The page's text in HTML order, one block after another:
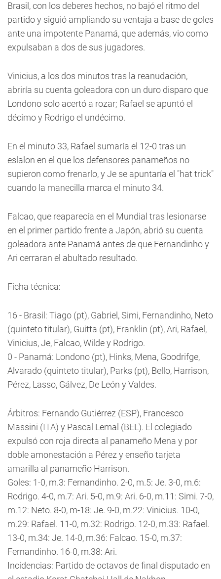
Brasil, con los deberes hechos, no bajó el ritmo del
partido y siguió ampliando su ventaja a base de goles
ante una impotente Panamá, que además, vio como
expulsaban a dos de sus jugadores.
Vinicius, a los dos minutos tras la reanudación,
abriría su cuenta goleadora con un duro disparo que
Londono solo acertó a rozar; Rafael se apuntó el
décimo y Rodrigo el undécimo.
En el minuto 33, Rafael sumaría el 12-0 tras un
eslalon en el que los defensores panameños no
supieron como frenarlo, y Je se apuntaría el "hat trick"
cuando la manecilla marca el minuto 34.
Falcao, que reaparecía en el Mundial tras lesionarse
en el primer partido frente a Japón, abrió su cuenta
goleadora ante Panamá antes de que Fernandinho y
Ari cerraran el abultado resultado.
Ficha técnica:
16 - Brasil: Tiago (pt), Gabriel, Simi, Fernandinho, Neto
(quinteto titular), Guitta (pt), Franklin (pt), Ari, Rafael,
Vinicius, Je, Falcao, Wilde y Rodrigo.
0 - Panamá: Londono (pt), Hinks, Mena, Goodrifge,
Alvarado (quinteto titular), Parks (pt), Bello, Harrison,
Pérez, Lasso, Gálvez, De León y Valdes.
Árbitros: Fernando Gutiérrez (ESP), Francesco
Massini (ITA) y Pascal Lemal (BEL). El colegiado
expulsó con roja directa al panameño Mena y por
doble amonestación a Pérez y enseño tarjeta
amarilla al panameño Harrison.
Goles: 1-0, m.3: Fernandinho. 2-0, m.5: Je. 3-0, m.6:
Rodrigo. 4-0, m.7: Ari. 5-0, m.9: Ari. 6-0, m.11: Simi. 7-0,
m.12: Neto. 8-0, m-18: Je. 9-0, m.22: Vinicius. 10-0,
m.29: Rafael. 11-0, m.32: Rodrigo. 12-0, m.33: Rafael.
13-0, m.34: Je. 14-0, m.36: Falcao. 15-0, m.37:
Fernandinho. 16-0, m.38: Ari.
Incidencias: Partido de octavos de final disputado en